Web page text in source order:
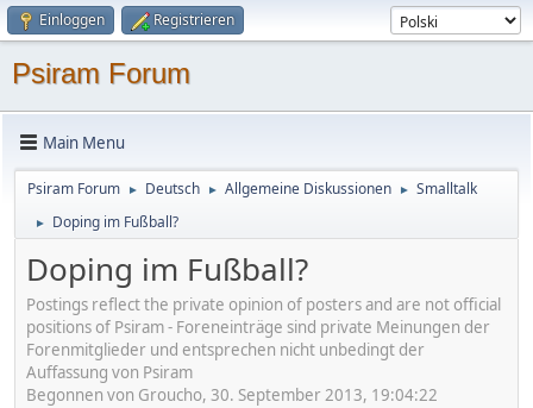
Einloggen Registrieren
Psiram Forum
Main Menu
Psiram Forum ► Deutsch ► Allgemeine Diskussionen ► Smalltalk
► Doping im Fußball?
Doping im Fußball?
Postings reflect the private opinion of posters and are not official
positions of Psiram - Foreneinträge sind private Meinungen der
Forenmitglieder und entsprechen nicht unbedingt der
Auffassung von Psiram
Begonnen von Groucho, 30. September 2013, 19:04:22